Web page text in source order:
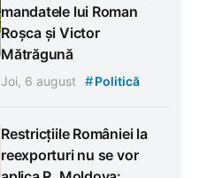
mandatele lui Roman
Roșca și Victor
Mătrăgună
Joi, 6 august #Politică
Restricțiile României la
reexporturi nu se vor